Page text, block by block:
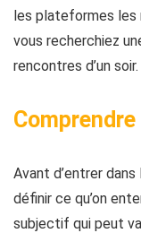
les plateformes les
vous recherchiez
rencontres d’un soir.
Avant d’entrer
définir ce qu’on
subjectif qui peut